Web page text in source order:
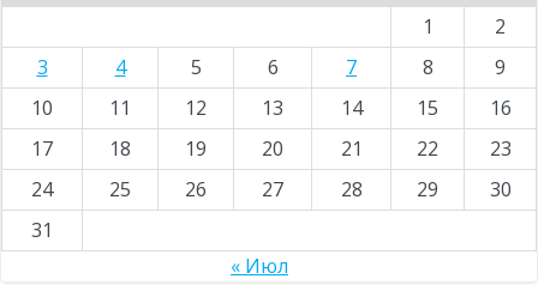
1
2
3
4 5 6 7 8
9
10
11 12 13 14 15
16
17
18 19 20 21 22
23
24
25 26 27 28 29
30
31
« Июл